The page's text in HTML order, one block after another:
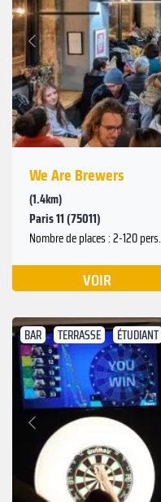
Précédent
We Are Brewers
(1.4km)
Paris 11 (75011)
Nombre de places : 2-120 pers.
VOIR
BAR TERRASSE ÉTUDIANT
Précédent